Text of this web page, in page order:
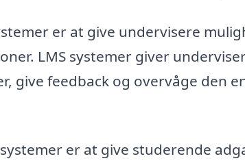
er at give undervisere
LMS systemer giver
give feedback og overvåge den
er at give studerende